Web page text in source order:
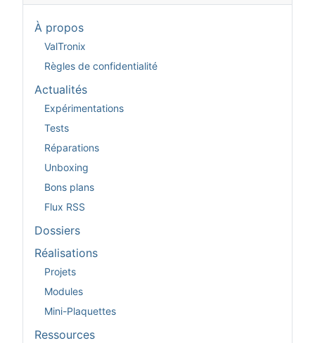
À propos
ValTronix
Règles de confidentialité
Actualités
Expérimentations
Tests
Réparations
Unboxing
Bons plans
Flux RSS
Dossiers
Réalisations
Projets
Modules
Mini-Plaquettes
Ressources